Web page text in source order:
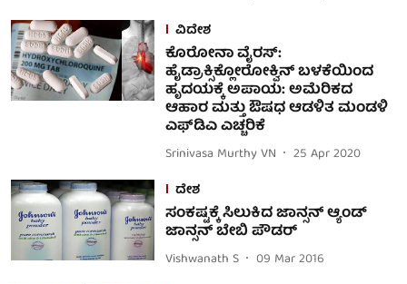
ವಿದೇಶ
ಕೊರೋನಾ ವೈರಸ್:
ಹೈಡ್ರಾಕ್ಸಿಕ್ಲೋರೋಕ್ವಿನ್ ಬಳಕೆಯಿಂದ
ಹೃದಯಕ್ಕೆ ಅಪಾಯ: ಅಮೆರಿಕದ
ಆಹಾರ ಮತ್ತು ಔಷಧ ಆಡಳಿತ ಮಂಡಳಿ
ಎಫ್‌ಡಿಎ ಎಚ್ಚರಿಕೆ
Srinivasa Murthy VN
25 Apr 2020
ದೇಶ
ಸಂಕಷ್ಟಕ್ಕೆ ಸಿಲುಕಿದ ಜಾನ್ಸನ್ ಆ್ಯಂಡ್
ಜಾನ್ಸನ್ ಬೇಬಿ ಪೌಡರ್
Vishwanath S
09 Mar 2016